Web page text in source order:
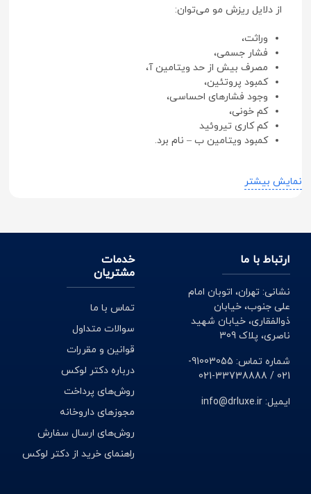
از دلایل ریزش مو می‌توان:
وراثت،
فشار جسمی،
مصرف بیش از حد ویتامین آ،
کمبود پروتئین،
وجود فشارهای احساسی،
کم خونی،
کم کاری تیروئید
کمبود ویتامین ب – نام برد.
موهای شما وارد شده را پیدا کنید؛ سپس باید اقدام به انجام
مراحل درمانی بکنید؛ یکی از این مراحل استفاده از شامپو ضد
ریزش است؛ همه شامپوهای ضد ریزش، باید چهار عنصر
کافئین، کتوکونازول، بیوتین و ساپالمیتو را در ترکیبات اصلی
خود، داشته باشند
ارثی، می‌باشد، باید از شامپو ضدریزش دارای ماده
آندروژنتیک، استفاده کنید
از دیگر انواع شامپو ضد ریزش می‌توان به شامپویی اشاره کرد
نازک و شکننده هستند؛ پس این شامپو برای ریزش مو از نوع
نمایش بیشتر
ارتباط با ما
نشانی: تهران، اتوبان امام
علی جنوب، خیابان
ذوالفقاری، خیابان شهید
ناصری، پلاک 309
شماره تماس: 91003055-
021 / 33738888-021
ایمیل: info@drluxe.ir
خدمات
مشتریان
تماس با ما
سوالات متداول
قوانین و مقررات
درباره دکتر لوکس
روش‌های پرداخت
مجوزهای داروخانه
روش‌های ارسال سفارش
راهنمای خرید از دکتر لوکس